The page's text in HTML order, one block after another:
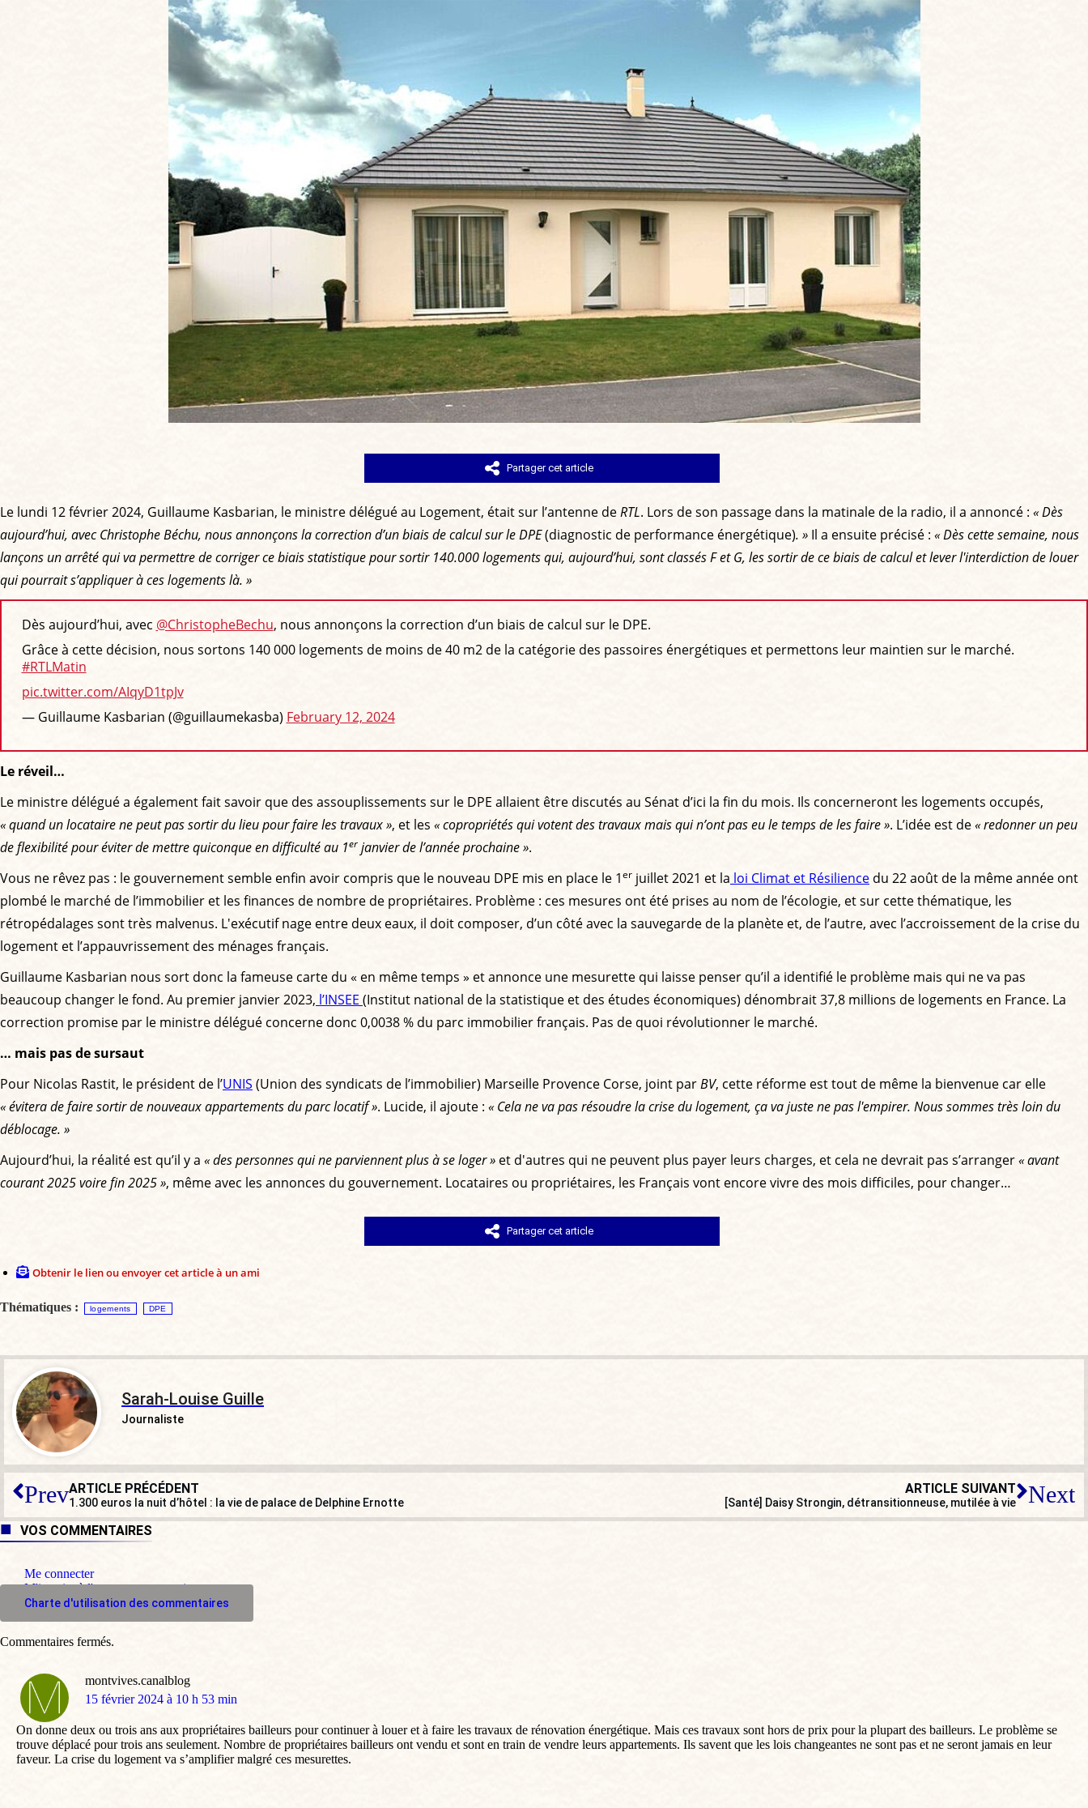
Partager cet article
Le lundi 12 février 2024, Guillaume Kasbarian, le ministre délégué au Logement, était sur l’antenne deRTL. Lors de son passage dans la matinale de la radio, il a annoncé : « Dès
aujourd’hui, avec Christophe Béchu, nous annonçons la correction d’un biais de calcul sur le DPE(diagnostic de performance énergétique). » Il a ensuite précisé : « Dès cette semaine, nous
lançons un arrêté qui va permettre de corriger ce biais statistique pour sortir 140.000 logements qui, aujourd’hui, sont classés F et G, les sortir de ce biais de calcul et lever l'interdiction de louer
qui pourrait s’appliquer à ces logements là. »
️Dès aujourd’hui, avec @ChristopheBechu, nous annonçons la correction d’un biais de calcul sur le DPE.
Grâce à cette décision, nous sortons 140 000 logements de moins de 40 m2 de la catégorie des passoires énergétiques et permettons leur maintien sur le marché.
#RTLMatin
pic.twitter.com/AIqyD1tpJv
— Guillaume Kasbarian (@guillaumekasba) February 12, 2024
Le réveil…
Le ministre délégué a également fait savoir que des assouplissements sur le DPE allaient être discutés au Sénat d’ici la fin du mois. Ils concerneront les logements occupés,
« quand un locataire ne peut pas sortir du lieu pour faire les travaux », et les « copropriétés qui votent des travaux mais qui n’ont pas eu le temps de les faire ». L’idée est de« redonner un peu
de flexibilité pour éviter de mettre quiconque en difficulté au 1er janvier de l’année prochaine ».
Vous ne rêvez pas : le gouvernement semble enfin avoir compris que le nouveau DPE mis en place le 1er juillet 2021 et la loi Climat et Résilience du 22 août de la même année ont
plombé le marché de l’immobilier et les finances de nombre de propriétaires. Problème : ces mesures ont été prises au nom de l’écologie, et sur cette thématique, les
rétropédalages sont très malvenus. L'exécutif nage entre deux eaux, il doit composer, d’un côté avec la sauvegarde de la planète et, de l’autre, avec l’accroissement de la crise du
logement et l’appauvrissement des ménages français.
Guillaume Kasbarian nous sort donc la fameuse carte du « en même temps » et annonce une mesurette qui laisse penser qu’il a identifié le problème mais qui ne va pas
beaucoup changer le fond. Au premier janvier 2023, l’INSEE (Institut national de la statistique et des études économiques) dénombrait 37,8 millions de logements en France. La
correction promise par le ministre délégué concerne donc 0,0038 % du parc immobilier français. Pas de quoi révolutionner le marché.
… mais pas de sursaut
Pour Nicolas Rastit, le président de l’UNIS (Union des syndicats de l’immobilier) Marseille Provence Corse, joint parBV, cette réforme est tout de même la bienvenue car elle
« évitera de faire sortir de nouveaux appartements du parc locatif ». Lucide, il ajoute : « Cela ne va pas résoudre la crise du logement, ça va juste ne pas l'empirer. Nous sommes très loin du
déblocage. »
Aujourd’hui, la réalité est qu’il y a « des personnes qui ne parviennent plus à se loger » et d'autres qui ne peuvent plus payer leurs charges, et cela ne devrait pas s’arranger« avant
courant 2025 voire fin 2025 », même avec les annonces du gouvernement. Locataires ou propriétaires, les Français vont encore vivre des mois difficiles, pour changer…
Partager cet article
Obtenir le lien ou envoyer cet article à un ami
Thématiques : logements DPE
Sarah-Louise Guille
Journaliste
PrevARTICLE PRÉCÉDENT
1.300 euros la nuit d’hôtel : la vie de palace de Delphine Ernotte
ARTICLE SUIVANT
[Santé] Daisy Strongin, détransitionneuse, mutilée à vie Next
VOS COMMENTAIRES
Me connecter
M'inscrire à l'espace commentaire
Charte d'utilisation des commentaires
montvives.canalblog
dit
15 février 2024 à 10 h 53 min
On donne deux ou trois ans aux propriétaires bailleurs pour continuer à louer et à faire les travaux de rénovation énergétique. Mais ces travaux sont hors de prix pour la plupart des bailleurs. Le problème se
trouve déplacé pour trois ans seulement. Nombre de propriétaires bailleurs ont vendu et sont en train de vendre leurs appartements. Ils savent que les lois changeantes ne sont pas et ne seront jamais en leur
faveur. La crise du logement va s’amplifier malgré ces mesurettes.
Commentaires fermés.